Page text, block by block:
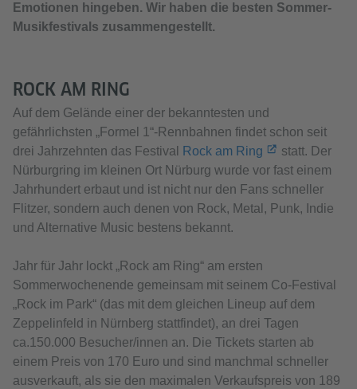
Emotionen hingeben. Wir haben die besten Sommer-
Musikfestivals zusammengestellt.
ROCK AM RING
Auf dem Gelände einer der bekanntesten und
gefährlichsten „Formel 1“-Rennbahnen findet schon seit
drei Jahrzehnten das Festival
Rock am Ring
statt. Der
Nürburgring im kleinen Ort Nürburg wurde vor fast einem
Jahrhundert erbaut und ist nicht nur den Fans schneller
Flitzer, sondern auch denen von Rock, Metal, Punk, Indie
und Alternative Music bestens bekannt.
Jahr für Jahr lockt „Rock am Ring“ am ersten
Sommerwochenende gemeinsam mit seinem Co-Festival
„Rock im Park“ (das mit dem gleichen Lineup auf dem
Zeppelinfeld in Nürnberg stattfindet), an drei Tagen
ca.150.000 Besucher/innen an. Die Tickets starten ab
einem Preis von 170 Euro und sind manchmal schneller
ausverkauft, als sie den maximalen Verkaufspreis von 189